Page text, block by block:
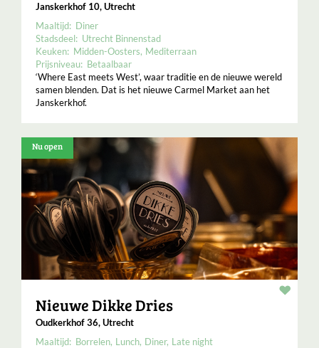
Janskerkhof 10, Utrecht
Maaltijd: Diner
Stadsdeel: Utrecht Binnenstad
Keuken: Midden-Oosters Mediterraan
Prijsniveau: Betaalbaar
‘Where East meets West’, waar traditie en de nieuwe wereld
samen blenden. Dat is het nieuwe Carmel Market aan het
Janskerkhof.
Nu open
Nieuwe Dikke Dries
Oudkerkhof 36, Utrecht
Maaltijd: Borrelen Lunch Diner Late night